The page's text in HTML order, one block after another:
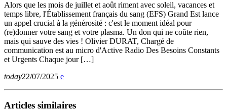
Alors que les mois de juillet et août riment avec soleil, vacances et
temps libre, l'Établissement français du sang (EFS) Grand Est lance
un appel crucial à la générosité : c'est le moment idéal pour
(re)donner votre sang et votre plasma. Un don qui ne coûte rien,
mais qui sauve des vies ! Olivier DURAT, Chargé de
communication est au micro d'Active Radio Des Besoins Constants
et Urgents Chaque jour […]
today22/07/2025
Articles similaires